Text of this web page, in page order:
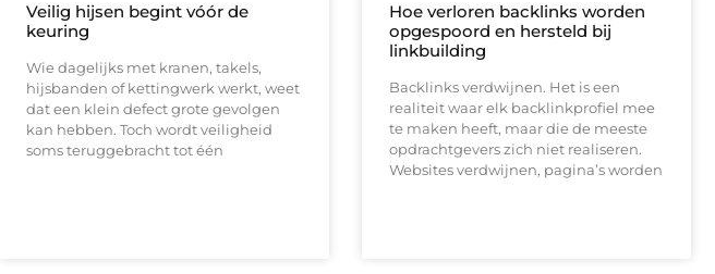
Veilig hijsen begint vóór de
keuring
Wie dagelijks met kranen, takels,
hijsbanden of kettingwerk werkt, weet
dat een klein defect grote gevolgen
kan hebben. Toch wordt veiligheid
soms teruggebracht tot één
Hoe verloren backlinks worden
opgespoord en hersteld bij
linkbuilding
Backlinks verdwijnen. Het is een
realiteit waar elk backlinkprofiel mee
te maken heeft, maar die de meeste
opdrachtgevers zich niet realiseren.
Websites verdwijnen, pagina’s worden